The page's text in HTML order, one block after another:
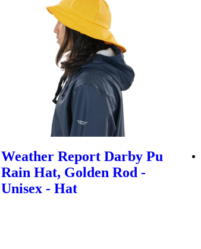
Weather Report Darby Pu
Rain Hat, Golden Rod -
Unisex - Hat